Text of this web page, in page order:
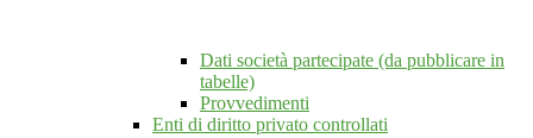
Dati società partecipate (da pubblicare in
tabelle)
Provvedimenti
Enti di diritto privato controllati